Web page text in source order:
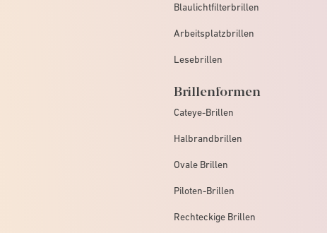
Blaulichtfilterbrillen
Arbeitsplatzbrillen
Lesebrillen
Brillenformen
Cateye-Brillen
Halbrandbrillen
Ovale Brillen
Piloten-Brillen
Rechteckige Brillen